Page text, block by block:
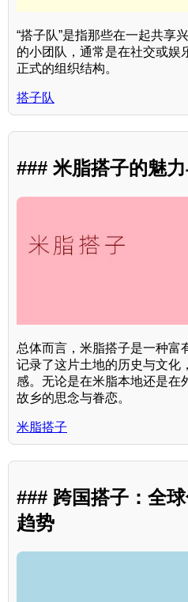
“搭子队”是指那些在一起共享
的小团队，通常是在社交或娱
正式的组织结构。
搭子队
### 米脂搭子的魅
总体而言，米脂搭子是一种富
记录了这片土地的历史与文化
感。无论是在米脂本地还是在
故乡的思念与眷恋。
米脂搭子
### 跨国搭子：全
趋势